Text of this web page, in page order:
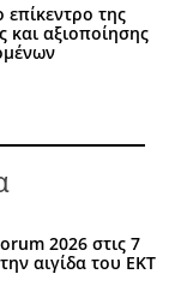
της
και αξιοποίησης
2026 στις 7
αιγίδα του ΕΚΤ